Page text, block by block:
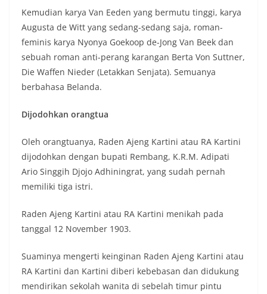
Kemudian karya Van Eeden yang bermutu tinggi, karya
Augusta de Witt yang sedang-sedang saja, roman-
feminis karya Nyonya Goekoop de-Jong Van Beek dan
sebuah roman anti-perang karangan Berta Von Suttner,
Die Waffen Nieder (Letakkan Senjata). Semuanya
berbahasa Belanda.
Dijodohkan orangtua
Oleh orangtuanya, Raden Ajeng Kartini atau RA Kartini
dijodohkan dengan bupati Rembang, K.R.M. Adipati
Ario Singgih Djojo Adhiningrat, yang sudah pernah
memiliki tiga istri.
Raden Ajeng Kartini atau RA Kartini menikah pada
tanggal 12 November 1903.
Suaminya mengerti keinginan Raden Ajeng Kartini atau
RA Kartini dan Kartini diberi kebebasan dan didukung
mendirikan sekolah wanita di sebelah timur pintu